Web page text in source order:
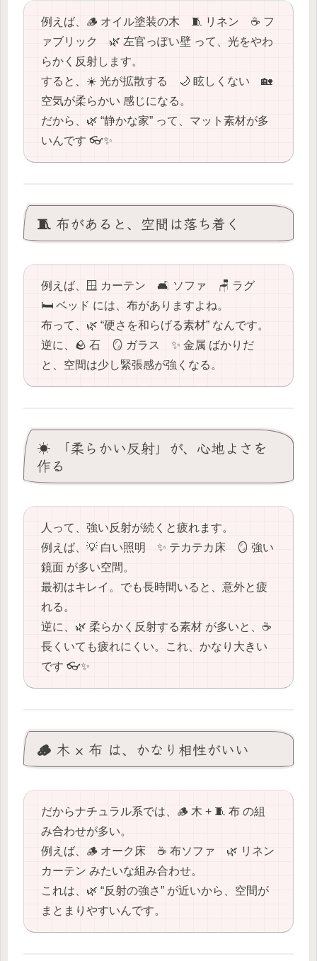
例えば、🪵 オイル塗装の木 🧵 リネン ☕️ フ
ァブリック 🌿 左官っぽい壁 って、光をやわ
らかく反射します。
すると、☀️ 光が拡散する 🌙 眩しくない 🏡
空気が柔らかい 感じになる。
だから、🌿 “静かな家” って、マット素材が多
いんです 👓✨
🧵 布があると、空間は落ち着く
例えば、🪟 カーテン 🛋️ ソファ 🪑 ラグ
🛏️ ベッド には、布がありますよね。
布って、🌿 “硬さを和らげる素材” なんです。
逆に、🪨 石 🪞 ガラス ✨ 金属 ばかりだ
と、空間は少し緊張感が強くなる。
☀️ 「柔らかい反射」が、心地よさを
作る
人って、強い反射が続くと疲れます。
例えば、💡 白い照明 ✨ テカテカ床 🪞 強い
鏡面 が多い空間。
最初はキレイ。でも長時間いると、意外と疲
れる。
逆に、🌿 柔らかく反射する素材 が多いと、☕️
長くいても疲れにくい。これ、かなり大きい
です 👓✨
🪵 木 × 布 は、かなり相性がいい
だからナチュラル系では、🪵 木 + 🧵 布 の組
み合わせが多い。
例えば、🪵 オーク床 ☕️ 布ソファ 🌿 リネン
カーテン みたいな組み合わせ。
これは、🌿 “反射の強さ” が近いから、空間が
まとまりやすいんです。